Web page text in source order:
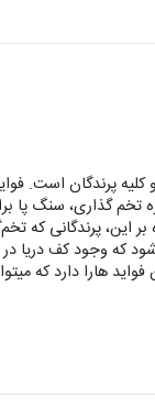
پرندگان است.
تخم گذاری، سنگ پا
این، پرندگانی که
که وجود کف دریا
هارا دارد که